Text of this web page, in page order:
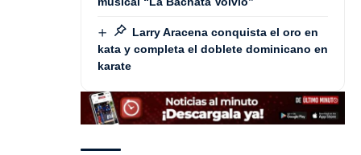
Larry Aracena conquista el oro en
kata y completa el doblete dominicano en
karate